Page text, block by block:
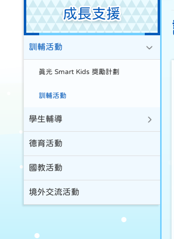
成長支援
訓輔活動
真光 Smart Kids 獎勵計劃
訓輔活動
學生輔導
德育活動
國教活動
境外交流活動